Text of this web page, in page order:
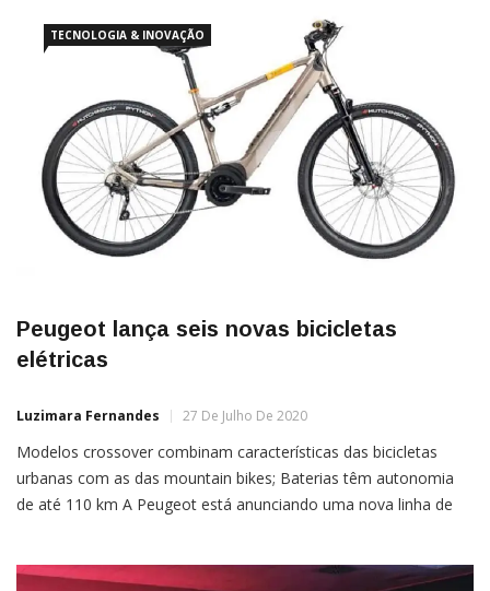
TECNOLOGIA & INOVAÇÃO
Peugeot lança seis novas bicicletas
elétricas
Luzimara Fernandes 27 De Julho De 2020
Modelos crossover combinam características das bicicletas
urbanas com as das mountain bikes; Baterias têm autonomia
de até 110 km A Peugeot está anunciando uma nova linha de
qualquer tipo de terreno. São ao todo, seis modelos, projetados